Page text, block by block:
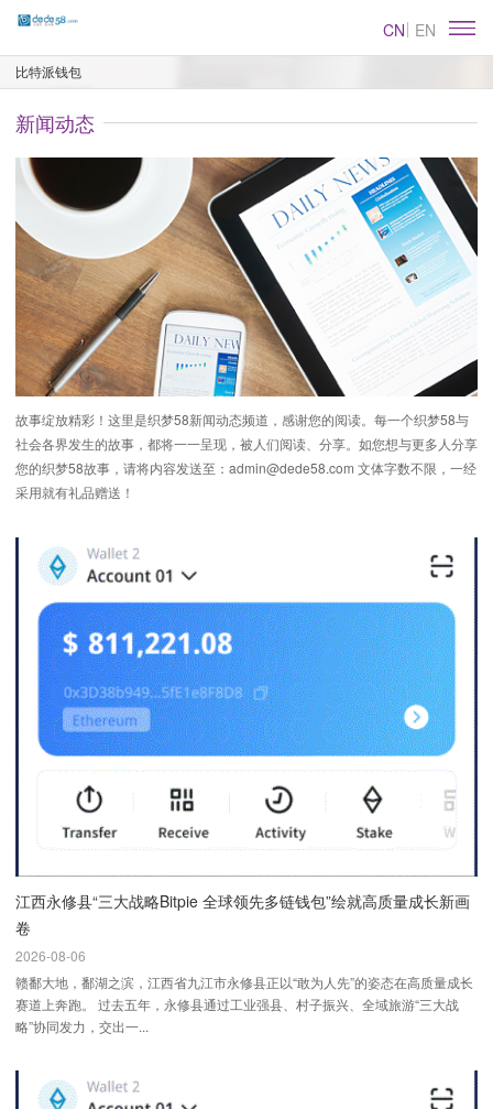
CN EN
比特派钱包
新闻动态
故事绽放精彩！这里是织梦58新闻动态频道，感谢您的阅读。每一个织梦58与
社会各界发生的故事，都将一一呈现，被人们阅读、分享。如您想与更多人分享
您的织梦58故事，请将内容发送至： admin@dede58.com 文体字数不限，一经
采用就有礼品赠送！
江西永修县“三大战略Bitpie 全球领先多链钱包”绘就高质量成长新画
卷
2026-08-06
赣鄱大地，鄱湖之滨，江西省九江市永修县正以“敢为人先”的姿态在高质量成长
赛道上奔跑。 过去五年，永修县通过工业强县、村子振兴、全域旅游“三大战
略”协同发力，交出一...